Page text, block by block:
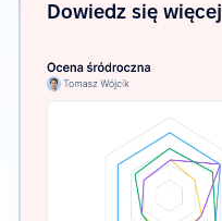
Dowiedz się więcej